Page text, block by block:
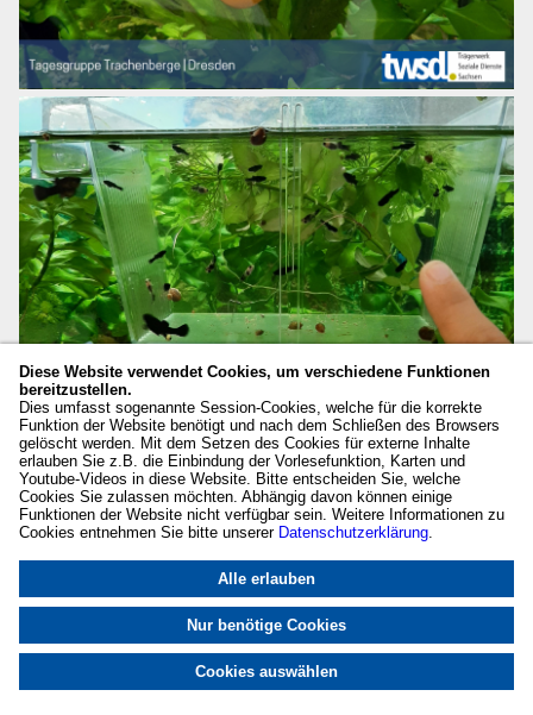
Diese Website verwendet Cookies, um verschiedene Funktionen
bereitzustellen.
Dies umfasst sogenannte Session-Cookies, welche für die korrekte
Funktion der Website benötigt und nach dem Schließen des Browsers
gelöscht werden. Mit dem Setzen des Cookies für externe Inhalte
erlauben Sie z.B. die Einbindung der Vorlesefunktion, Karten und
Youtube-Videos in diese Website. Bitte entscheiden Sie, welche
Cookies Sie zulassen möchten. Abhängig davon können einige
Funktionen der Website nicht verfügbar sein. Weitere Informationen zu
Cookies entnehmen Sie bitte unserer Datenschutzerklärung.
Alle erlauben
Nur benötige Cookies
Cookies auswählen